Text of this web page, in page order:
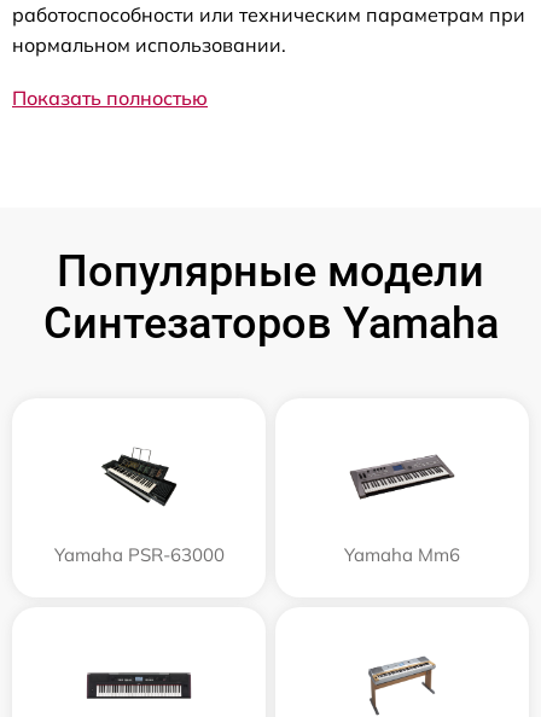
работоспособности или техническим параметрам при
нормальном использовании.
Показать полностью
Популярные модели
Синтезаторов Yamaha
Yamaha PSR-63000 Yamaha Mm6